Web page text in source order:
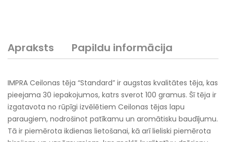
Apraksts Papildu informācija
IMPRA Ceilonas tēja “Standard” ir augstas kvalitātes tēja, kas
pieejama 30 iepakojumos, katrs sverot 100 gramus. Šī tēja ir
izgatavota no rūpīgi izvēlētiem Ceilonas tējas lapu
paraugiem, nodrošinot patīkamu un aromātisku baudījumu.
Tā ir piemērota ikdienas lietošanai, kā arī lieliski piemērota